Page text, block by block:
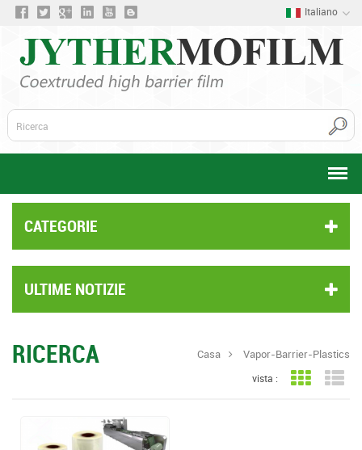
Italiano
CATEGORIE
ULTIME NOTIZIE
RICERCA Casa Vapor-Barrier-Plastics
vista : Vista a